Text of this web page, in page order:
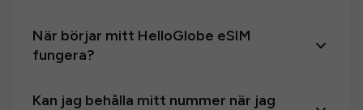
När börjar mitt HelloGlobe eSIM
fungera?
Kan jag behålla mitt nummer när jag